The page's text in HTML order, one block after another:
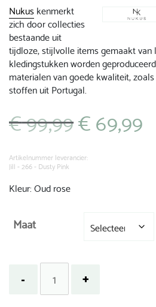
Nukuskenmerkt
zich door collecties
bestaande uit
tijdloze, stijlvolle items gemaakt
kledingstukken worden
materialen van goede kwaliteit,
stoffen uit Portugal.
€99,99 Oorspronkelijke
prijs
€ 99,99.
€69,99
Artikelnummer leverancier:
Jill - 266 - Dusty Pink
Kleur: Oud rose
Maat